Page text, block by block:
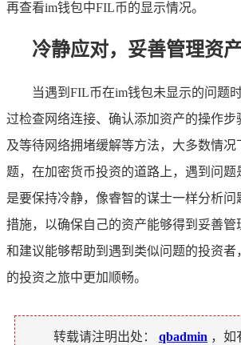
再查看im钱包中FIL币的显示情况。
冷静应对，妥善管理资
当遇到FIL币在im钱包未显示的问题
过检查网络连接、确认添加资产的操作步
及等待网络拥堵缓解等方法，大多数情况
题，在加密货币投资的道路上，遇到问题
是要保持冷静，像睿智的谋士一样分析
措施，以确保自己的资产能够得到妥善管
和建议能够帮助到遇到类似问题的投资者
的投资之旅中更加顺畅。
转载请注明出处： qbadmin ，如